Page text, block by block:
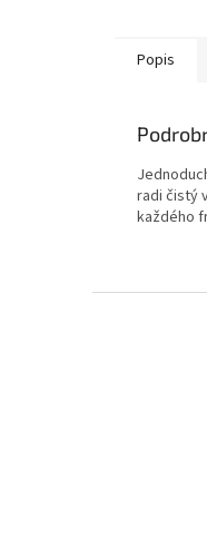
Popis
radi čistý
každého